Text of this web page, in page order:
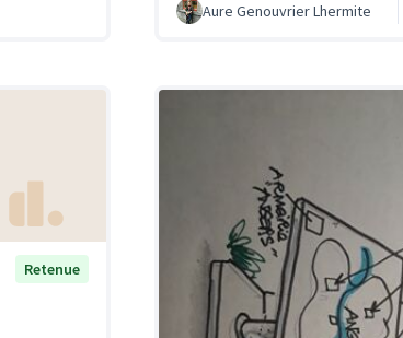
Aure Genouvrier Lhermite
Retenue